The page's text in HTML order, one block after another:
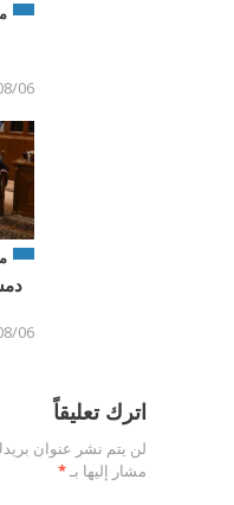
06
06
اترك تعليقاً
لن يتم نشر عنوان
مشار إليها بـ*